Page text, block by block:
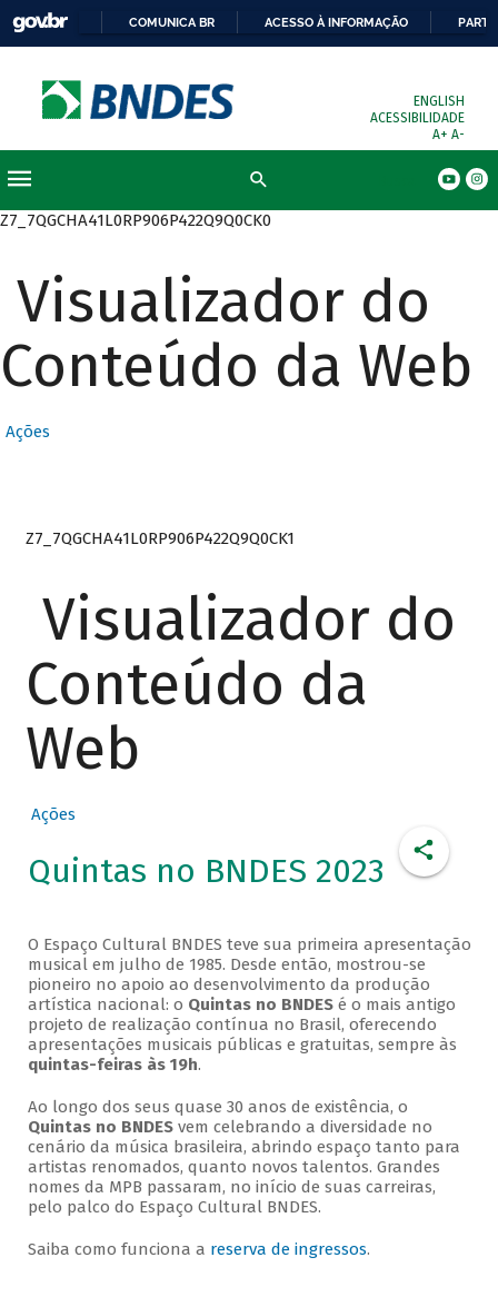
COMUNICA BR ACESSO À INFORMAÇÃO
ENGLISH
ACESSIBILIDADE
A+ A-
Z7_7QGCHA41L0RP906P422Q9Q0CK0
Visualizador do
Conteúdo da Web
Ações
Z7_7QGCHA41L0RP906P422Q9Q0CK1
Visualizador do
Conteúdo da
Web
Ações
Quintas no BNDES 2023
O Espaço Cultural BNDES teve sua primeira apresentação
musical em julho de 1985. Desde então, mostrou-se
pioneiro no apoio ao desenvolvimento da produção
artística nacional: o Quintas no BNDESé o mais antigo
projeto de realização contínua no Brasil, oferecendo
apresentações musicais públicas e gratuitas, sempre às
quintas-feiras às 19h.
Ao longo dos seus quase 30 anos de existência, o
Quintas no BNDESvem celebrando a diversidade no
cenário da música brasileira, abrindo espaço tanto para
artistas renomados, quanto novos talentos. Grandes
nomes da MPB passaram, no início de suas carreiras,
pelo palco do Espaço Cultural BNDES.
Saiba como funciona a reserva de ingressos.